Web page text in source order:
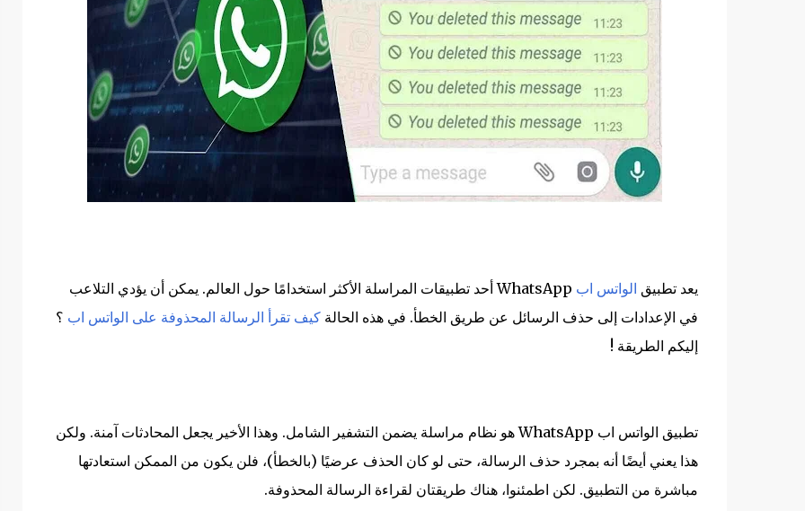
يعد تطبيق الواتس اب
WhatsApp أحد تطبيقات المراسلة الأكثر استخدامًا حول العالم. يمكن أن يؤدي التلاعب
في الإعدادات إلى حذف الرسائل عن طريق الخطأ. في هذه الحالةكيف تقرأ الرسالة المحذوفة على الواتس اب ؟
إليكم الطريقة !
تطبيق الواتس اب WhatsApp هو نظام مراسلة يضمن التشفير الشامل. وهذا الأخير يجعل المحادثات آمنة. ولكن
هذا يعني أيضًا أنه بمجرد حذف الرسالة، حتى لو كان الحذف عرضيًا (بالخطأ)، فلن يكون من الممكن استعادتها
مباشرة من التطبيق. لكن اطمئنوا، هناك طريقتان لقراءة الرسالة المحذوفة.